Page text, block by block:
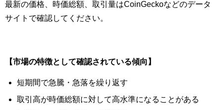
最新の価格、時価総額、取引量はCoinGeckoなどのデータ
サイトで確認してください。
【市場の特徴として確認されている傾向】
短期間で急騰・急落を繰り返す
取引高が時価総額に対して高水準になることがある